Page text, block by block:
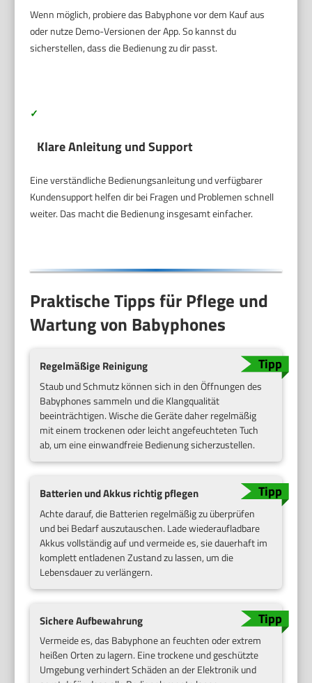
Wenn möglich, probiere das Babyphone vor dem Kauf aus
oder nutze Demo-Versionen der App. So kannst du
sicherstellen, dass die Bedienung zu dir passt.
✓
Klare Anleitung und Support
Eine verständliche Bedienungsanleitung und verfügbarer
Kundensupport helfen dir bei Fragen und Problemen schnell
weiter. Das macht die Bedienung insgesamt einfacher.
Praktische Tipps für Pflege und
Wartung von Babyphones
Regelmäßige Reinigung
Staub und Schmutz können sich in den Öffnungen des
Babyphones sammeln und die Klangqualität
beeinträchtigen. Wische die Geräte daher regelmäßig
mit einem trockenen oder leicht angefeuchteten Tuch
ab, um eine einwandfreie Bedienung sicherzustellen.
Batterien und Akkus richtig pflegen
Achte darauf, die Batterien regelmäßig zu überprüfen
und bei Bedarf auszutauschen. Lade wiederaufladbare
Akkus vollständig auf und vermeide es, sie dauerhaft im
komplett entladenen Zustand zu lassen, um die
Lebensdauer zu verlängern.
Sichere Aufbewahrung
Vermeide es, das Babyphone an feuchten oder extrem
heißen Orten zu lagern. Eine trockene und geschützte
Umgebung verhindert Schäden an der Elektronik und